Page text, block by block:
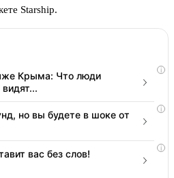
Starship.
i
Крыма: Что люди
i
но вы будете в шоке от
i
вас без слов!